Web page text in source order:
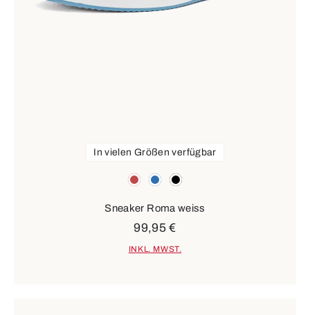
rot blau schwarz
In vielen Größen verfügbar
Sneaker Roma weiss
99,95 €
INKL. MWST.